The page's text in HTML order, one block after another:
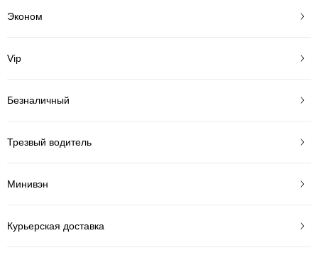
Эконом
Vip
Безналичный
Трезвый водитель
Минивэн
Курьерская доставка